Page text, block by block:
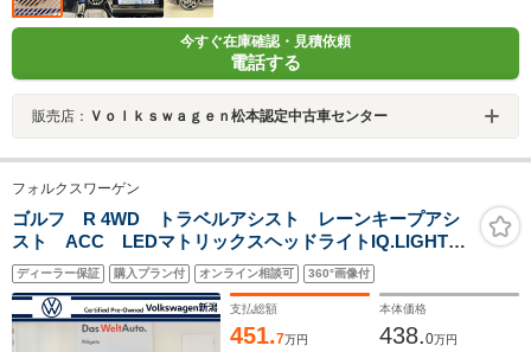
今すぐ在庫確認・見積依頼
電話する
販売店： Ｖｏｌｋｓｗａｇｅｎ松本認定中古車センター
フォルクスワーゲン
ゴルフ R 4WD トラベルアシスト レーンキープアシ
スト ACC LEDマトリックスヘッドライトIQ.LIGHT
オートホールド機能 パドルシフト インテリアアンビ
エントライト デジタルメータークラスター
ディーラー保証 購入プラン付 オンライン相談可 360°画像付
支払総額
451.7万円
本体価格
438.0万円